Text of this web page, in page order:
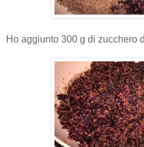
Ho aggiunto 300 g di zucchero